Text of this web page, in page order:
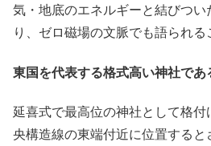
気・地底のエネルギーと結びつ
り、ゼロ磁場の文脈でも語られる
東国を代表する格式高い神社であ
延喜式で最高位の神社として格
央構造線の東端付近に位置する